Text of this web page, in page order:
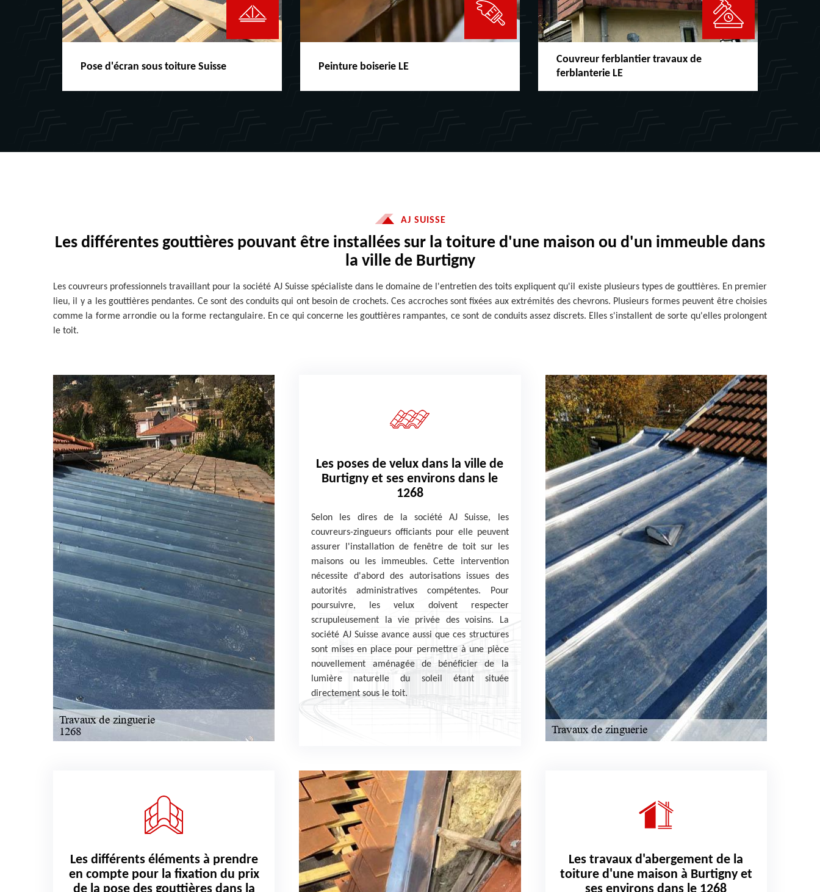
Pose d'écran sous toiture Suisse Peinture boiserie LE
Couvreur ferblantier travaux de
ferblanterie LE
AJ SUISSE
Les différentes gouttières pouvant être installées sur la toiture d'une maison ou d'un immeuble dans
la ville de Burtigny
Les couvreurs professionnels travaillant pour la société AJ Suisse spécialiste dans le domaine de l'entretien des toits expliquent qu'il existe plusieurs types de gouttières. En premier
lieu, il y a les gouttières pendantes. Ce sont des conduits qui ont besoin de crochets. Ces accroches sont fixées aux extrémités des chevrons. Plusieurs formes peuvent être choisies
comme la forme arrondie ou la forme rectangulaire. En ce qui concerne les gouttières rampantes, ce sont de conduits assez discrets. Elles s'installent de sorte qu'elles prolongent
le toit.
Les poses de velux dans la ville de
Burtigny et ses environs dans le
1268
Selon les dires de la société AJ Suisse, les
couvreurs-zingueurs officiants pour elle peuvent
assurer l'installation de fenêtre de toit sur les
maisons ou les immeubles. Cette intervention
nécessite d'abord des autorisations issues des
autorités administratives compétentes. Pour
poursuivre, les velux doivent respecter
scrupuleusement la vie privée des voisins. La
société AJ Suisse avance aussi que ces structures
sont mises en place pour permettre à une pièce
nouvellement aménagée de bénéficier de la
lumière naturelle du soleil étant située
directement sous le toit.
Les différents éléments à prendre
en compte pour la fixation du prix
Les travaux d'abergement de la
toiture d'une maison à Burtigny et